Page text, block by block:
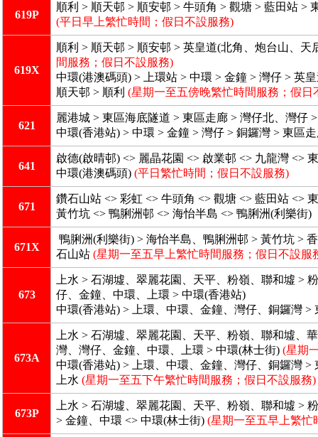
619P
順利 > 順天邨 > 順安邨 > 牛頭角 > 觀塘 > 藍田站 >
(平日早上繁忙時間；假日不設服務)
619X
順利 > 順天邨 > 順安邨 > 英皇道(北角、炮台山、
間服務；假日不設服務)
中環(港澳碼頭) > 上環站 > 中環 > 金鐘 > 灣仔 > 英
順天邨 > 順利 (星期一至五傍晚繁忙時間服務；假日
621
麗港城 > 東區海底隧道 > 東區走廊 > 灣仔北、灣仔
中環(香港站) > 中環 > 金鐘 > 灣仔 > 銅鑼灣 > 東區
641
啟德(啟晴邨) <> 麗晶花園 <> 啟業邨 <> 九龍灣 <>
中環(港澳碼頭) (平日繁忙時間；假日不設服務)
671
鑽石山站 <> 彩虹 <> 牛頭角 <> 觀塘 <> 藍田站 <>
黃竹坑 <> 鴨脷洲邨 <> 海怡半島 <> 鴨脷洲(利樂街)
671X
鴨脷洲(利樂街) > 海怡半島、鴨脷洲邨 > 黃竹坑 >
石山站 (星期一至五早上繁忙時間服務；假日不設服
673
上水 > 石湖墟、翠麗花園、天平、粉嶺、聯和墟 >
仔、金鐘、中環、上環 > 中環(香港站)
中環(香港站) > 上環、中環、金鐘、灣仔、銅鑼灣
673A
上水 > 石湖墟、翠麗花園、天平、粉嶺、聯和墟、
灣、灣仔、金鐘、中環、上環 > 中環(林士街) (星期
中環(香港站) > 上環、中環、金鐘、灣仔、銅鑼灣
上水 (星期一至五下午繁忙時間服務；假日不設服務)
673P
上水 > 石湖墟、翠麗花園、天平、粉嶺、聯和墟 >
> 金鐘、中環 <> 中環(林士街) (星期一至五早上繁忙